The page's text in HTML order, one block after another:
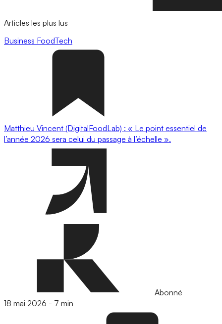
Articles les plus lus
Business FoodTech
Matthieu Vincent (DigitalFoodLab) : « Le point essentiel de
l’année 2026 sera celui du passage à l’échelle ».
Abonné
18 mai 2026 - 7 min